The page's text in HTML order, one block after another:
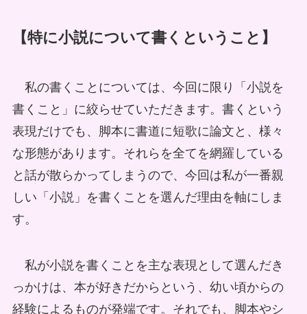
【特に小説について書くということ】
私の書くことについては、今回に限り「小説を
書くこと」に絞らせていただきます。書くという
表現だけでも、脚本に書道に短歌に論文と、様々
な形態があります。それらを全てを網羅している
と話が散らかってしまうので、今回は私が一番親
しい「小説」を書くことを選んだ理由を軸にしま
す。
私が小説を書くことを主な表現として選んだき
っかけは、本が好きだからという、幼い頃からの
経験によるものが発端です。それでも、脚本やシ